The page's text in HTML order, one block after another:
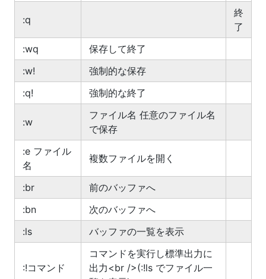
:q
終
了
:wq
保存して終了
:w!
強制的な保存
:q!
強制的な終了
:w
ファイル名 任意のファイル名
で保存
:e ファイル
名
複数ファイルを開く
:br
前のバッファへ
:bn
次のバッファへ
:ls
バッファの一覧を表示
:!コマンド
コマンドを実行し標準出力に
出力<br />(:!ls でファイル一